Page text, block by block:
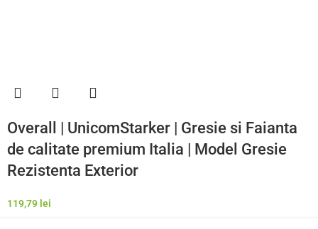
Overall | UnicomStarker | Gresie si Faianta
de calitate premium Italia | Model Gresie
Rezistenta Exterior
119,79 lei